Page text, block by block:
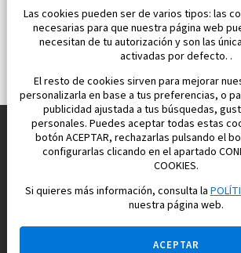
Construimos y vendemos propiedades
para su vida feliz en España
Las cookies pueden ser de varios tipos: las
necesarias para que nuestra página web
necesitan de tu autorización y son las
activadas por defecto. .
El resto de cookies sirven para mejorar
personalizarla en base a tus preferencias, o
publicidad ajustada a tus búsquedas,
personales. Puedes aceptar todas estas
botón ACEPTAR, rechazarlas pulsando el
configurarlas clicando en el apartado
COOKIES.
Si quieres más información, consulta la
nuestra página web.
ACEPTAR